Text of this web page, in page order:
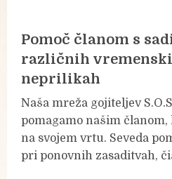
Pomoč članom s
različnih
neprilikah
Naša mreža gojiteljev
pomagamo našim
na svojem vrtu. Seveda
pri ponovnih zasaditvah,